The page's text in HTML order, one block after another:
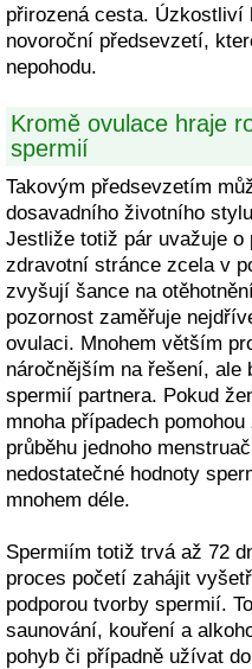
přirozená cesta.
novoroční předsevzetí,
nepohodu.
Kromě ovulace hraje
spermií
Takovým předsevzetím
dosavadního životního
Jestliže totiž pár uvažuje
zdravotní stránce zcela v
zvyšují šance na
pozornost zaměřuje
ovulaci. Mnohem větším
náročnějším na řešení, ale
spermií partnera. Pokud
mnoha případech
průběhu jednoho
nedostatečné hodnoty
mnohem déle.
Spermiím totiž trvá až 72
proces početí zahájit
podporou tvorby spermií.
saunování, kouření a
pohyb či případně užívat